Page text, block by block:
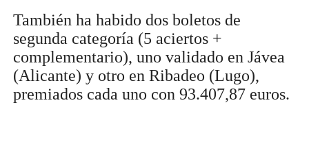
También ha habido dos boletos de
segunda categoría (5 aciertos +
complementario), uno validado en Jávea
(Alicante) y otro en Ribadeo (Lugo),
premiados cada uno con 93.407,87 euros.